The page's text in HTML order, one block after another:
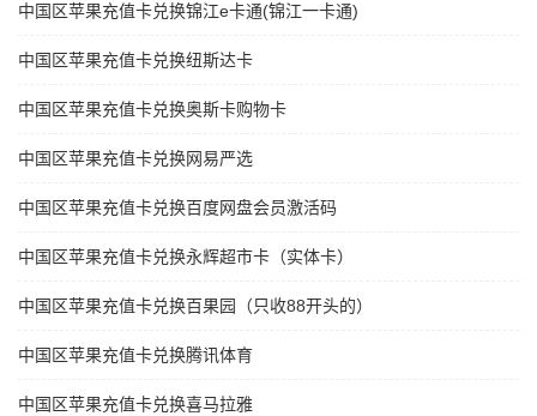
中国区苹果充值卡兑换锦江e卡通(锦江一卡通)
中国区苹果充值卡兑换纽斯达卡
中国区苹果充值卡兑换奥斯卡购物卡
中国区苹果充值卡兑换网易严选
中国区苹果充值卡兑换百度网盘会员激活码
中国区苹果充值卡兑换永辉超市卡（实体卡）
中国区苹果充值卡兑换百果园（只收88开头的）
中国区苹果充值卡兑换腾讯体育
中国区苹果充值卡兑换喜马拉雅